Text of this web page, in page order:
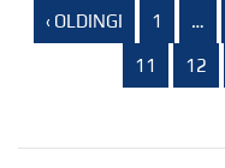
‹ OLDINGI 1 …
11 12